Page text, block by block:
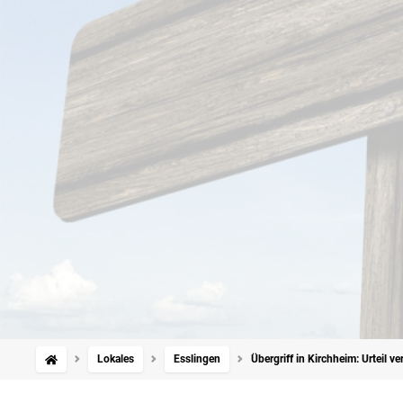
Lokales Esslingen Übergriff in Kirchheim: Urteil